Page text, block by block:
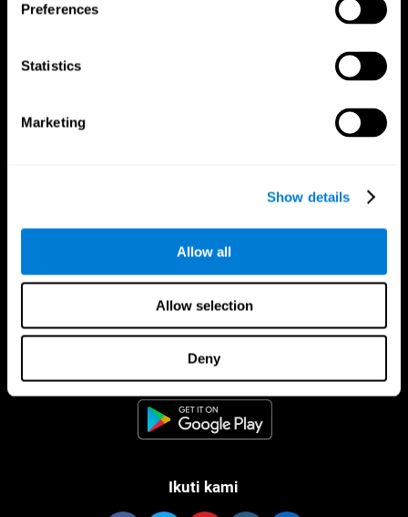
Preferences
Statistics
Marketing
Show details
Allow all
Allow selection
Deny
Aplikasi CogniFit
Ikuti kami